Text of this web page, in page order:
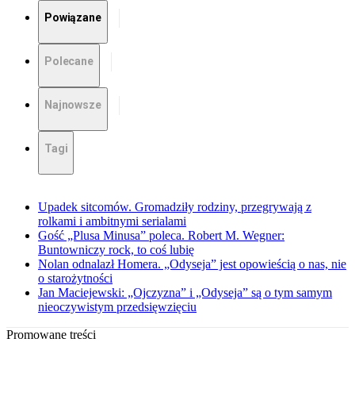
Powiązane
Polecane
Najnowsze
Tagi
Upadek sitcomów. Gromadziły rodziny, przegrywają z
rolkami i ambitnymi serialami
Gość „Plusa Minusa” poleca. Robert M. Wegner:
Buntowniczy rock, to coś lubię
Nolan odnalazł Homera. „Odyseja” jest opowieścią o nas, nie
o starożytności
Jan Maciejewski: „Ojczyzna” i „Odyseja” są o tym samym
nieoczywistym przedsięwzięciu
Promowane treści